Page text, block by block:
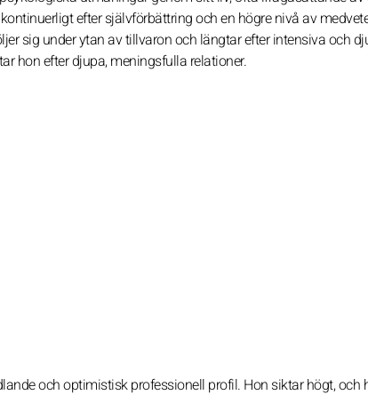
efter självförbättring och en högre nivå av
sig under ytan av tillvaron och längtar efter intensiva och
hon efter djupa, meningsfulla relationer.
och optimistisk professionell profil. Hon siktar högt, och